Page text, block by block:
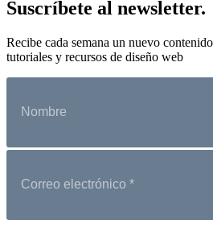
Suscríbete al newsletter.
Recibe cada semana un nuevo
tutoriales y recursos de diseño web